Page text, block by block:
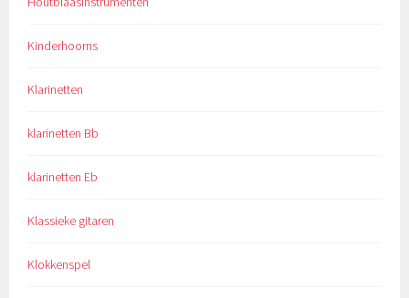
Kinderhoorns
Klarinetten
klarinetten Bb
klarinetten Eb
Klassieke gitaren
Klokkenspel